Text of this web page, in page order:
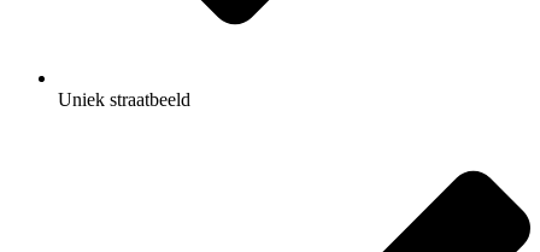
Uniek straatbeeld